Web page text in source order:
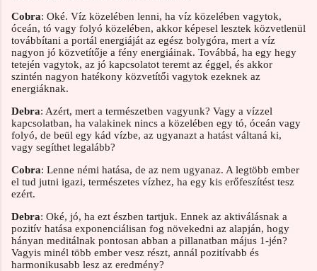
Cobra: Oké. Víz közelében lenni, ha víz közelében vagytok,
óceán, tó vagy folyó közelében, akkor képesel lesztek közvetlenül
továbbítani a portál energiáját az egész bolygóra, mert a víz
nagyon jó közvetítője a fény energiáinak. Továbbá, ha egy hegy
tetején vagytok, az jó kapcsolatot teremt az éggel, és akkor
szintén nagyon hatékony közvetítői vagytok ezeknek az
energiáknak.
Debra: Azért, mert a természetben vagyunk? Vagy a vízzel
kapcsolatban, ha valakinek nincs a közelében egy tó, óceán vagy
folyó, de beül egy kád vízbe, az ugyanazt a hatást váltaná ki,
vagy segíthet legalább?
Cobra: Lenne némi hatása, de az nem ugyanaz. A legtöbb ember
el tud jutni igazi, természetes vízhez, ha egy kis erőfeszítést tesz
ezért.
Debra: Oké, jó, ha ezt észben tartjuk. Ennek az aktiválásnak a
pozitív hatása exponenciálisan fog növekedni az alapján, hogy
hányan meditálnak pontosan abban a pillanatban május 1-jén?
Vagyis minél több ember vesz részt, annál pozitívabb és
harmonikusabb lesz az eredmény?